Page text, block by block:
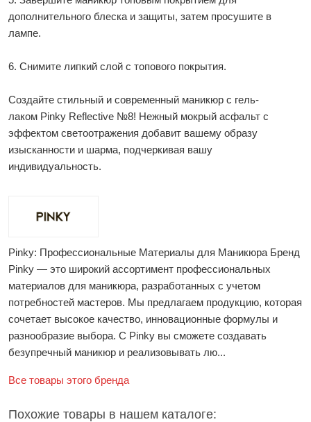
дополнительного блеска и защиты, затем просушите в
лампе.
6. Снимите липкий слой с топового покрытия.
Создайте стильный и современный маникюр с гель-
лаком Pinky Reflective №8! Нежный мокрый асфальт с
эффектом светоотражения добавит вашему образу
изысканности и шарма, подчеркивая вашу
индивидуальность.
Pinky: Профессиональные Материалы для Маникюра Бренд
Pinky — это широкий ассортимент профессиональных
материалов для маникюра, разработанных с учетом
потребностей мастеров. Мы предлагаем продукцию, которая
сочетает высокое качество, инновационные формулы и
разнообразие выбора. С Pinky вы сможете создавать
безупречный маникюр и реализовывать лю...
Все товары этого бренда
Похожие товары в нашем каталоге: